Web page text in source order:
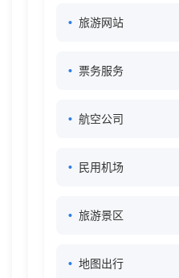
旅游网站
票务服务
航空公司
民用机场
旅游景区
地图出行